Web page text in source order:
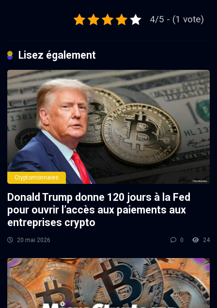
4/5 - (1 vote)
Lisez également
Cryptomonnaies
Donald Trump donne 120 jours à la Fed
pour ouvrir l’accès aux paiements aux
entreprises crypto
20 mai 2026 0 24